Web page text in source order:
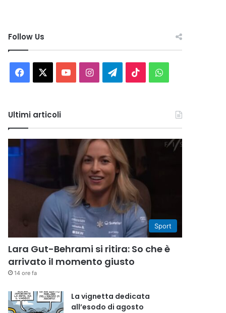
Follow Us
Facebook You InstagramTelegram
TikTokWhatsApp
Ultimi articoli
Sport
Lara Gut-Behrami si ritira: So che è
arrivato il momento giusto
14 ore fa
La vignetta dedicata
all’esodo di agosto